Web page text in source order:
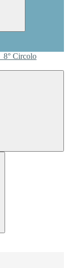
8° Circolo